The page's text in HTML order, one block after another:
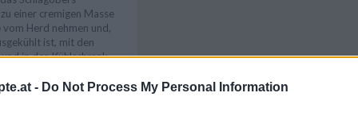
- Do Not Process My Personal Information
einer cremigen Masse
Herd nehmen und,
ist, mit den
in den Kühlschrank
ausrollen und